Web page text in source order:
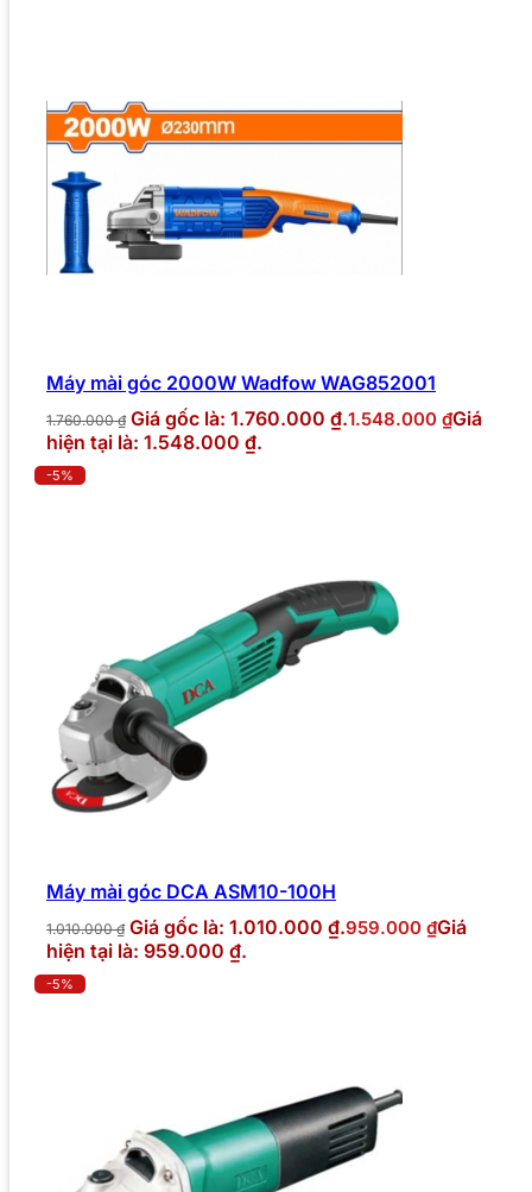
Máy mài góc 2000W Wadfow WAG852001
1.760.000₫ Giá gốc là: 1.760.000 ₫.1.548.000 ₫Giá
hiện tại là: 1.548.000 ₫.
-5%
Máy mài góc DCA ASM10-100H
1.010.000₫ Giá gốc là: 1.010.000 ₫.959.000 ₫Giá
hiện tại là: 959.000 ₫.
-5%